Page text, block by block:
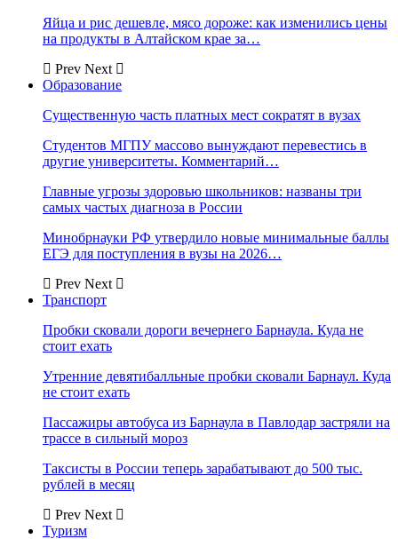
Яйца и рис дешевле, мясо дороже: как изменились цены
на продукты в Алтайском крае за…
Prev Next
Образование
Существенную часть платных мест сократят в вузах
Студентов МГПУ массово вынуждают перевестись в
другие университеты. Комментарий…
Главные угрозы здоровью школьников: названы три
самых частых диагноза в России
Минобрнауки РФ утвердило новые минимальные баллы
ЕГЭ для поступления в вузы на 2026…
Prev Next
Транспорт
Пробки сковали дороги вечернего Барнаула. Куда не
стоит ехать
Утренние девятибалльные пробки сковали Барнаул. Куда
не стоит ехать
Пассажиры автобуса из Барнаула в Павлодар застряли на
трассе в сильный мороз
Таксисты в России теперь зарабатывают до 500 тыс.
рублей в месяц
Prev Next
Туризм